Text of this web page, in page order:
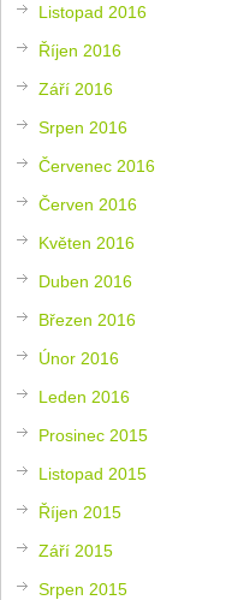
Listopad 2016
Říjen 2016
Září 2016
Srpen 2016
Červenec 2016
Červen 2016
Květen 2016
Duben 2016
Březen 2016
Únor 2016
Leden 2016
Prosinec 2015
Listopad 2015
Říjen 2015
Září 2015
Srpen 2015